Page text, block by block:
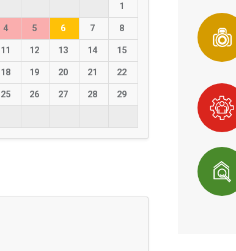
1
4 5 6 7 8
11 12 13 14 15
18 19 20 21 22
25 26 27 28 29